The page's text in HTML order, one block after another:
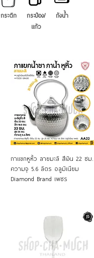
กระติก
กระป๋อง/
แก้ว
ถังน้ำ
ดูข้อมูลด่วน
กาแขกหูหิ้ว ลายมะลิ สีเงิน 22 ซม.
ความจุ 5.6 ลิตร อลูมิเนียม
Diamond Brand เพชร